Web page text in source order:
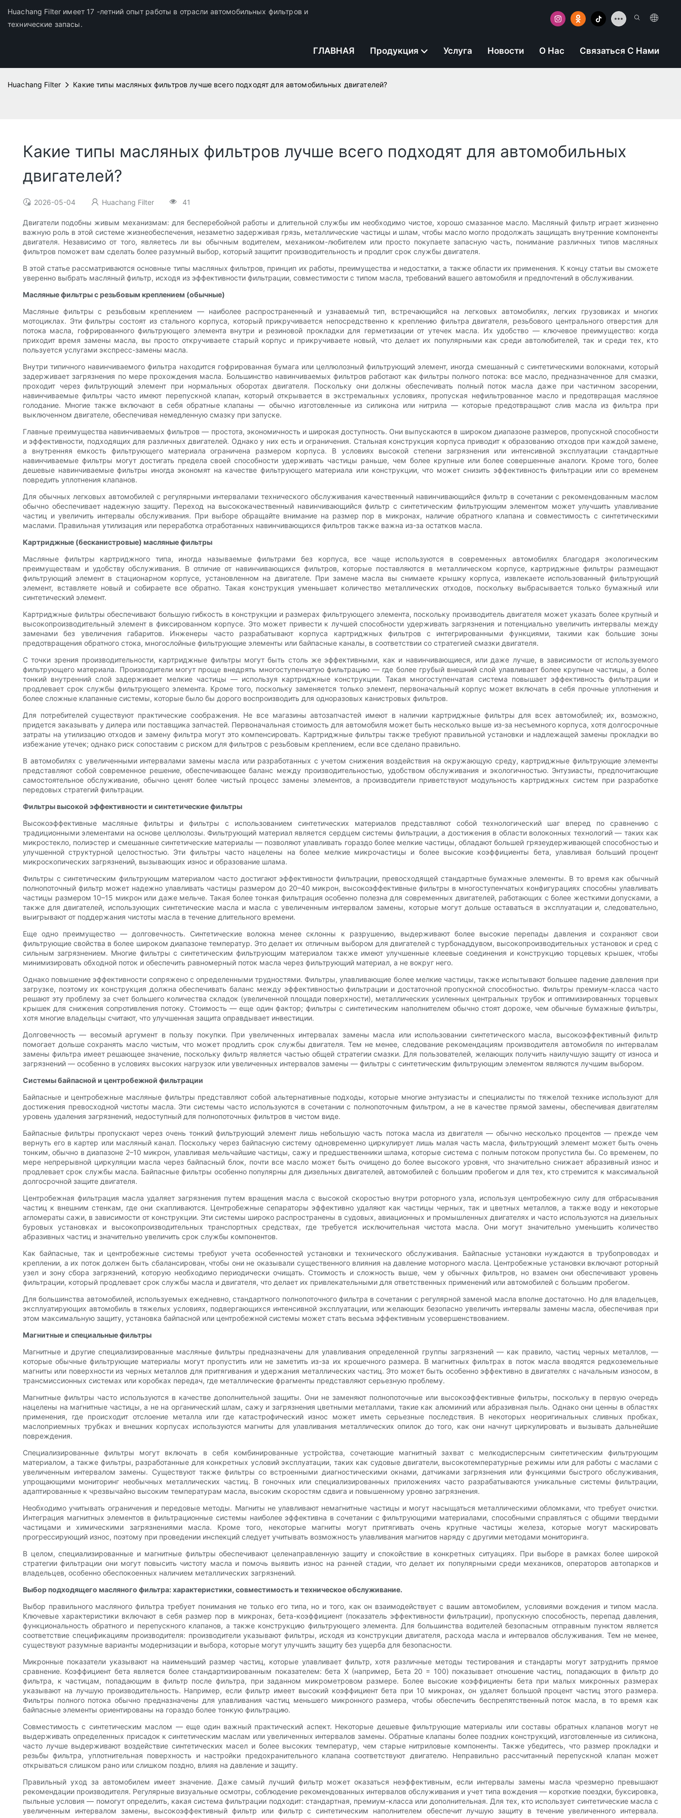
Huachang Filter имеет 17 -летний опыт работы в отрасли автомобильных фильтров и
технические запасы.
ГЛАВНАЯ Продукция Услуга Новости О Нас Связаться С Нами
Huachang Filter Какие типы масляных фильтров лучше всего подходят для автомобильных двигателей?
Какие типы масляных фильтров лучше всего подходят для автомобильных
двигателей?
2026-05-04 Huachang Filter 41
Двигатели подобны живым механизмам: для бесперебойной работы и длительной службы им необходимо чистое, хорошо смазанное масло. Масляный фильтр играет жизненно
важную роль в этой системе жизнеобеспечения, незаметно задерживая грязь, металлические частицы и шлам, чтобы масло могло продолжать защищать внутренние компоненты
двигателя. Независимо от того, являетесь ли вы обычным водителем, механиком-любителем или просто покупаете запасную часть, понимание различных типов масляных
фильтров поможет вам сделать более разумный выбор, который защитит производительность и продлит срок службы двигателя.
В этой статье рассматриваются основные типы масляных фильтров, принцип их работы, преимущества и недостатки, а также области их применения. К концу статьи вы сможете
уверенно выбрать масляный фильтр, исходя из эффективности фильтрации, совместимости с типом масла, требований вашего автомобиля и предпочтений в обслуживании.
Масляные фильтры с резьбовым креплением (обычные)
Масляные фильтры с резьбовым креплением — наиболее распространенный и узнаваемый тип, встречающийся на легковых автомобилях, легких грузовиках и многих
мотоциклах. Эти фильтры состоят из стального корпуса, который прикручивается непосредственно к креплению фильтра двигателя, резьбового центрального отверстия для
потока масла, гофрированного фильтрующего элемента внутри и резиновой прокладки для герметизации от утечек масла. Их удобство — ключевое преимущество: когда
приходит время замены масла, вы просто откручиваете старый корпус и прикручиваете новый, что делает их популярными как среди автолюбителей, так и среди тех, кто
пользуется услугами экспресс-замены масла.
Внутри типичного навинчиваемого фильтра находится гофрированная бумага или целлюлозный фильтрующий элемент, иногда смешанный с синтетическими волокнами, который
задерживает загрязнения по мере прохождения масла. Большинство навинчиваемых фильтров работают как фильтры полного потока: все масло, предназначенное для смазки,
проходит через фильтрующий элемент при нормальных оборотах двигателя. Поскольку они должны обеспечивать полный поток масла даже при частичном засорении,
навинчиваемые фильтры часто имеют перепускной клапан, который открывается в экстремальных условиях, пропуская нефильтрованное масло и предотвращая масляное
голодание. Многие также включают в себя обратные клапаны — обычно изготовленные из силикона или нитрила — которые предотвращают слив масла из фильтра при
выключенном двигателе, обеспечивая немедленную смазку при запуске.
Главные преимущества навинчиваемых фильтров — простота, экономичность и широкая доступность. Они выпускаются в широком диапазоне размеров, пропускной способности
и эффективности, подходящих для различных двигателей. Однако у них есть и ограничения. Стальная конструкция корпуса приводит к образованию отходов при каждой замене,
а внутренняя емкость фильтрующего материала ограничена размером корпуса. В условиях высокой степени загрязнения или интенсивной эксплуатации стандартные
навинчиваемые фильтры могут достигать предела своей способности удерживать частицы раньше, чем более крупные или более совершенные аналоги. Кроме того, более
дешевые навинчиваемые фильтры иногда экономят на качестве фильтрующего материала или конструкции, что может снизить эффективность фильтрации или со временем
повредить уплотнения клапанов.
Для обычных легковых автомобилей с регулярными интервалами технического обслуживания качественный навинчивающийся фильтр в сочетании с рекомендованным маслом
обычно обеспечивает надежную защиту. Переход на высококачественный навинчивающийся фильтр с синтетическим фильтрующим элементом может улучшить улавливание
частиц и увеличить интервалы обслуживания. При выборе обращайте внимание на размер пор в микронах, наличие обратного клапана и совместимость с синтетическими
маслами. Правильная утилизация или переработка отработанных навинчивающихся фильтров также важна из-за остатков масла.
Картриджные (бесканистровые) масляные фильтры
Масляные фильтры картриджного типа, иногда называемые фильтрами без корпуса, все чаще используются в современных автомобилях благодаря экологическим
преимуществам и удобству обслуживания. В отличие от навинчивающихся фильтров, которые поставляются в металлическом корпусе, картриджные фильтры размещают
фильтрующий элемент в стационарном корпусе, установленном на двигателе. При замене масла вы снимаете крышку корпуса, извлекаете использованный фильтрующий
элемент, вставляете новый и собираете все обратно. Такая конструкция уменьшает количество металлических отходов, поскольку выбрасывается только бумажный или
синтетический элемент.
Картриджные фильтры обеспечивают большую гибкость в конструкции и размерах фильтрующего элемента, поскольку производитель двигателя может указать более крупный и
высокопроизводительный элемент в фиксированном корпусе. Это может привести к лучшей способности удерживать загрязнения и потенциально увеличить интервалы между
заменами без увеличения габаритов. Инженеры часто разрабатывают корпуса картриджных фильтров с интегрированными функциями, такими как большие зоны
предотвращения обратного стока, многослойные фильтрующие элементы или байпасные каналы, в соответствии со стратегией смазки двигателя.
С точки зрения производительности, картриджные фильтры могут быть столь же эффективными, как и навинчивающиеся, или даже лучше, в зависимости от используемого
фильтрующего материала. Производители могут проще внедрять многоступенчатую фильтрацию — где более грубый внешний слой улавливает более крупные частицы, а более
тонкий внутренний слой задерживает мелкие частицы — используя картриджные конструкции. Такая многоступенчатая система повышает эффективность фильтрации и
продлевает срок службы фильтрующего элемента. Кроме того, поскольку заменяется только элемент, первоначальный корпус может включать в себя прочные уплотнения и
более сложные клапанные системы, которые было бы дорого воспроизводить для одноразовых канистровых фильтров.
Для потребителей существуют практические соображения. Не все магазины автозапчастей имеют в наличии картриджные фильтры для всех автомобилей; их, возможно,
придется заказывать у дилера или поставщика запчастей. Первоначальная стоимость для автомобиля может быть несколько выше из-за несъемного корпуса, хотя долгосрочные
затраты на утилизацию отходов и замену фильтра могут это компенсировать. Картриджные фильтры также требуют правильной установки и надлежащей замены прокладки во
избежание утечек; однако риск сопоставим с риском для фильтров с резьбовым креплением, если все сделано правильно.
В автомобилях с увеличенными интервалами замены масла или разработанных с учетом снижения воздействия на окружающую среду, картриджные фильтрующие элементы
представляют собой современное решение, обеспечивающее баланс между производительностью, удобством обслуживания и экологичностью. Энтузиасты, предпочитающие
самостоятельное обслуживание, обычно ценят более чистый процесс замены элементов, а производители приветствуют модульность картриджных систем при разработке
передовых стратегий фильтрации.
Фильтры высокой эффективности и синтетические фильтры
Высокоэффективные масляные фильтры и фильтры с использованием синтетических материалов представляют собой технологический шаг вперед по сравнению с
традиционными элементами на основе целлюлозы. Фильтрующий материал является сердцем системы фильтрации, а достижения в области волоконных технологий — таких как
микростекло, полиэстер и смешанные синтетические материалы — позволяют улавливать гораздо более мелкие частицы, обладают большей грязеудерживающей способностью и
улучшенной структурной целостностью. Эти фильтры часто нацелены на более мелкие микрочастицы и более высокие коэффициенты бета, улавливая больший процент
микроскопических загрязнений, вызывающих износ и образование шлама.
Фильтры с синтетическим фильтрующим материалом часто достигают эффективности фильтрации, превосходящей стандартные бумажные элементы. В то время как обычный
полнопоточный фильтр может надежно улавливать частицы размером до 20–40 микрон, высокоэффективные фильтры в многоступенчатых конфигурациях способны улавливать
частицы размером 10–15 микрон или даже мельче. Такая более тонкая фильтрация особенно полезна для современных двигателей, работающих с более жесткими допусками, а
также для двигателей, использующих синтетические масла и масла с увеличенным интервалом замены, которые могут дольше оставаться в эксплуатации и, следовательно,
выигрывают от поддержания чистоты масла в течение длительного времени.
Еще одно преимущество — долговечность. Синтетические волокна менее склонны к разрушению, выдерживают более высокие перепады давления и сохраняют свои
фильтрующие свойства в более широком диапазоне температур. Это делает их отличным выбором для двигателей с турбонаддувом, высокопроизводительных установок и сред с
сильным загрязнением. Многие фильтры с синтетическим фильтрующим материалом также имеют улучшенные клеевые соединения и конструкцию торцевых крышек, чтобы
минимизировать обходной поток и обеспечить равномерный поток масла через фильтрующий материал, а не вокруг него.
Однако повышение эффективности сопряжено с определенными трудностями. Фильтры, улавливающие более мелкие частицы, также испытывают большее падение давления при
загрузке, поэтому их конструкция должна обеспечивать баланс между эффективностью фильтрации и достаточной пропускной способностью. Фильтры премиум-класса часто
решают эту проблему за счет большего количества складок (увеличенной площади поверхности), металлических усиленных центральных трубок и оптимизированных торцевых
крышек для снижения сопротивления потоку. Стоимость — еще один фактор; фильтры с синтетическим наполнителем обычно стоят дороже, чем обычные бумажные фильтры,
хотя многие владельцы считают, что улучшенная защита оправдывает инвестиции.
Долговечность — весомый аргумент в пользу покупки. При увеличенных интервалах замены масла или использовании синтетического масла, высокоэффективный фильтр
помогает дольше сохранять масло чистым, что может продлить срок службы двигателя. Тем не менее, следование рекомендациям производителя автомобиля по интервалам
замены фильтра имеет решающее значение, поскольку фильтр является частью общей стратегии смазки. Для пользователей, желающих получить наилучшую защиту от износа и
загрязнений — особенно в условиях высоких нагрузок или увеличенных интервалов замены — фильтры с синтетическим фильтрующим элементом являются лучшим выбором.
Системы байпасной и центробежной фильтрации
Байпасные и центробежные масляные фильтры представляют собой альтернативные подходы, которые многие энтузиасты и специалисты по тяжелой технике используют для
достижения превосходной чистоты масла. Эти системы часто используются в сочетании с полнопоточным фильтром, а не в качестве прямой замены, обеспечивая двигателям
уровень удаления загрязнений, недоступный для полнопоточных фильтров в чистом виде.
Байпасные фильтры пропускают через очень тонкий фильтрующий элемент лишь небольшую часть потока масла из двигателя — обычно несколько процентов — прежде чем
вернуть его в картер или масляный канал. Поскольку через байпасную систему одновременно циркулирует лишь малая часть масла, фильтрующий элемент может быть очень
тонким, обычно в диапазоне 2–10 микрон, улавливая мельчайшие частицы, сажу и предшественники шлама, которые система с полным потоком пропустила бы. Со временем, по
мере непрерывной циркуляции масла через байпасный блок, почти все масло может быть очищено до более высокого уровня, что значительно снижает абразивный износ и
продлевает срок службы масла. Байпасные фильтры особенно популярны для дизельных двигателей, автомобилей с большим пробегом и для тех, кто стремится к максимальной
долгосрочной защите двигателя.
Центробежная фильтрация масла удаляет загрязнения путем вращения масла с высокой скоростью внутри роторного узла, используя центробежную силу для отбрасывания
частиц к внешним стенкам, где они скапливаются. Центробежные сепараторы эффективно удаляют как частицы черных, так и цветных металлов, а также воду и некоторые
агломераты сажи, в зависимости от конструкции. Эти системы широко распространены в судовых, авиационных и промышленных двигателях и часто используются на дизельных
буровых установках и высокопроизводительных транспортных средствах, где требуется исключительная чистота масла. Они могут значительно уменьшить количество
абразивных частиц и значительно увеличить срок службы компонентов.
Как байпасные, так и центробежные системы требуют учета особенностей установки и технического обслуживания. Байпасные установки нуждаются в трубопроводах и
креплении, а их поток должен быть сбалансирован, чтобы они не оказывали существенного влияния на давление моторного масла. Центробежные установки включают роторный
узел и зону сбора загрязнений, которую необходимо периодически очищать. Стоимость и сложность выше, чем у обычных фильтров, но взамен они обеспечивают уровень
фильтрации, который продлевает срок службы масла и двигателя, что делает их привлекательными для ответственных применений или автомобилей с большим пробегом.
Для большинства автомобилей, используемых ежедневно, стандартного полнопоточного фильтра в сочетании с регулярной заменой масла вполне достаточно. Но для владельцев,
эксплуатирующих автомобиль в тяжелых условиях, подвергающихся интенсивной эксплуатации, или желающих безопасно увеличить интервалы замены масла, обеспечивая при
этом максимальную защиту, установка байпасной или центробежной системы может стать весьма эффективным усовершенствованием.
Магнитные и специальные фильтры
Магнитные и другие специализированные масляные фильтры предназначены для улавливания определенной группы загрязнений — как правило, частиц черных металлов, —
которые обычные фильтрующие материалы могут пропустить или не заметить из-за их крошечного размера. В магнитных фильтрах в поток масла вводятся редкоземельные
магниты или поверхности из черных металлов для притягивания и удержания металлических частиц. Это может быть особенно эффективно в двигателях с начальным износом, в
трансмиссионных системах или коробках передач, где металлические фрагменты представляют серьезную проблему.
Магнитные фильтры часто используются в качестве дополнительной защиты. Они не заменяют полнопоточные или высокоэффективные фильтры, поскольку в первую очередь
нацелены на магнитные частицы, а не на органический шлам, сажу и загрязнения цветными металлами, такие как алюминий или абразивная пыль. Однако они ценны в областях
применения, где происходит отслоение металла или где катастрофический износ может иметь серьезные последствия. В некоторых неоригинальных сливных пробках,
маслоприемных трубках и внешних корпусах используются магниты для улавливания металлических опилок до того, как они начнут циркулировать и вызывать дальнейшие
повреждения.
Специализированные фильтры могут включать в себя комбинированные устройства, сочетающие магнитный захват с мелкодисперсным синтетическим фильтрующим
материалом, а также фильтры, разработанные для конкретных условий эксплуатации, таких как судовые двигатели, высокотемпературные режимы или для работы с маслами с
увеличенным интервалом замены. Существуют также фильтры со встроенными диагностическими окнами, датчиками загрязнения или функциями быстрого обслуживания,
упрощающими мониторинг необычных металлических частиц. В гоночных или специализированных приложениях часто разрабатываются уникальные системы фильтрации,
адаптированные к чрезвычайно высоким температурам масла, высоким скоростям сдвига и повышенному уровню загрязнения.
Необходимо учитывать ограничения и передовые методы. Магниты не улавливают немагнитные частицы и могут насыщаться металлическими обломками, что требует очистки.
Интеграция магнитных элементов в фильтрационные системы наиболее эффективна в сочетании с фильтрующими материалами, способными справляться с общими твердыми
частицами и химическими загрязнениями масла. Кроме того, некоторые магниты могут притягивать очень крупные частицы железа, которые могут маскировать
прогрессирующий износ, поэтому при проведении инспекций следует учитывать возможность улавливания магнитов наряду с другими методами мониторинга.
В целом, специализированные и магнитные фильтры обеспечивают целенаправленную защиту и спокойствие в конкретных ситуациях. При выборе в рамках более широкой
стратегии фильтрации они могут повысить чистоту масла и помочь выявить износ на ранней стадии, что делает их популярными среди механиков, операторов автопарков и
владельцев, особенно обеспокоенных наличием металлических загрязнений.
Выбор подходящего масляного фильтра: характеристики, совместимость и техническое обслуживание.
Выбор правильного масляного фильтра требует понимания не только его типа, но и того, как он взаимодействует с вашим автомобилем, условиями вождения и типом масла.
Ключевые характеристики включают в себя размер пор в микронах, бета-коэффициент (показатель эффективности фильтрации), пропускную способность, перепад давления,
функциональность обратного и перепускного клапанов, а также конструкцию фильтрующего элемента. Для большинства водителей безопасным отправным пунктом является
соответствие спецификациям производителя: производители указывают фильтры, исходя из конструкции двигателя, расхода масла и интервалов обслуживания. Тем не менее,
существуют разумные варианты модернизации и выбора, которые могут улучшить защиту без ущерба для безопасности.
Микронные показатели указывают на наименьший размер частиц, которые улавливает фильтр, хотя различные методы тестирования и стандарты могут затруднить прямое
сравнение. Коэффициент бета является более стандартизированным показателем: бета X (например, Бета 20 = 100) показывает отношение частиц, попадающих в фильтр до
фильтра, к частицам, попадающим в фильтр после фильтра, при заданном микрометровом размере. Более высокие коэффициенты бета при малых микронных размерах
указывают на лучшую производительность. Например, если фильтр имеет высокий коэффициент бета при 10 микронах, он удаляет большой процент частиц этого размера.
Фильтры полного потока обычно предназначены для улавливания частиц меньшего микронного размера, чтобы обеспечить беспрепятственный поток масла, в то время как
байпасные элементы ориентированы на гораздо более тонкую фильтрацию.
Совместимость с синтетическим маслом — еще один важный практический аспект. Некоторые дешевые фильтрующие материалы или составы обратных клапанов могут не
выдерживать определенных присадок к синтетическим маслам или увеличенных интервалов замены. Обратные клапаны более поздних конструкций, изготовленные из силикона,
часто лучше выдерживают воздействие синтетических масел и более высоких температур, чем старые нитриловые компоненты. Также убедитесь, что размер прокладки и
резьбы фильтра, уплотнительная поверхность и настройки предохранительного клапана соответствуют двигателю. Неправильно рассчитанный перепускной клапан может
открываться слишком рано или слишком поздно, влияя на давление и защиту.
Правильный уход за автомобилем имеет значение. Даже самый лучший фильтр может оказаться неэффективным, если интервалы замены масла чрезмерно превышают
рекомендации производителя. Регулярные визуальные осмотры, соблюдение рекомендованных интервалов обслуживания и учет типа вождения — короткие поездки, буксировка,
пыльные условия — помогут определить, какая система фильтрации подходит: стандартная, премиум-класса или дополнительная. Для тех, кто использует синтетические масла с
увеличенным интервалом замены, высокоэффективный фильтр или фильтр с синтетическим наполнителем обеспечит лучшую защиту в течение увеличенного интервала.